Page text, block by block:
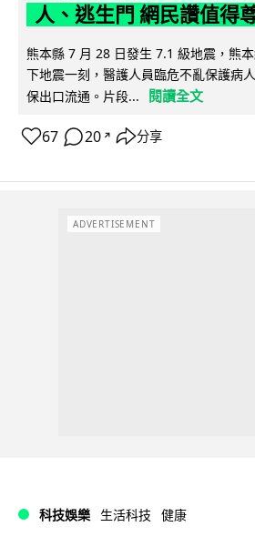
人、逃生門 網民讚值得
熊本縣 7 月 28 日發生 7.1 級地震，熊
下地震一刻，醫護人員臨危不亂保護病
保出口流通。片段...
閱讀全文
67 20 ↗ 分享
ADVERTISEMENT
科技娛樂 生活科技 健康